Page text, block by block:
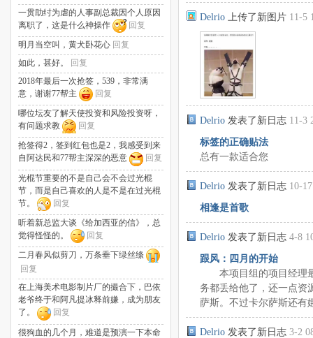
一贯助纣为虐的人事副总裁因个人原因
离职了，这是什么神操作
回复
明月当空叫，黄犬卧花心 回复
如此，甚好。 回复
2018年最后一次抢签，539，非常满
意，谢谢77帮主
回复
哪位坛友了解天使投资和风险投资呀，
有问题求教
回复
抢签得2，签到红包也是2，我感受到来
自阿达民和77帮主深深的恶意
回复
光棍节重要的不是自己会不会过光棍
节，而是自己喜欢的人是不是在过光棍
节。
回复
听着新总监大谈《给加西亚的信》，总
觉得怪怪的。
回复
二月春风似剪刀，万条垂下绿丝绦
回复
在上海美术电影制片厂的撮合下，巴依
老爷终于和阿凡提冰释前嫌，成为朋友
了。
回复
很狗血的几个月，难道是预演一下本命
Delrio 上传了新图片 11-5
Delrio 发表了新日志 11-3
标签的正确贴法
总有一款适合您
Delrio 发表了新日志 10-
相逢是首歌
Delrio 发表了新日志 4-8
跟风：四月的开始
本项目组的项目经理最
务都丢给他了，还一点资
萨斯。不过卡尔萨斯还有
Delrio 发表了新日志 3-2